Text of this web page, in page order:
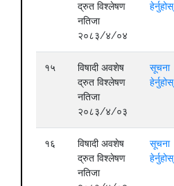
द्रुत विश्लेषण
नतिजा
२०८३/४/०४
हेर्नुहोस्
१५
विषादी अवशेष
द्रुत विश्लेषण
नतिजा
२०८३/४/०३
सूचना
हेर्नुहोस्
१६
विषादी अवशेष
द्रुत विश्लेषण
नतिजा
सूचना
हेर्नुहोस्